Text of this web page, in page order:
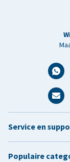
Service en
Populaire